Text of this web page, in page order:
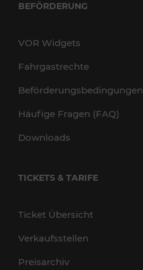
BEFÖRDERUNG
VOR Widgets
Fahrgastrechte
Beförderungsbedingungen
Häufige Fragen (FAQ)
Downloads
TICKETS & TARIFE
Ticket Übersicht
Verkaufsstellen
Preisarchiv